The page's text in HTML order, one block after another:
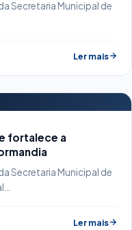
Secretaria Municipal de
Ler mais
fortalece a
Secretaria Municipal de
Ler mais